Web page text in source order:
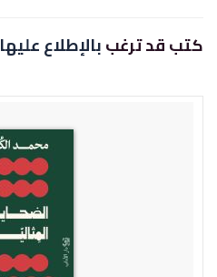
كتب قد ترغببالإطلاع عليها